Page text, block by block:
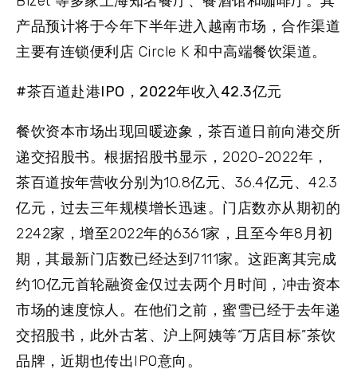
产品预计将于今年下半年进入越南市场，合作渠道
主要有连锁便利店 Circle K 和中高端餐饮渠道。
#茶百道赴港IPO，2022年收入42.3亿元
餐饮资本市场出现回暖迹象，茶百道日前向港交所
递交招股书。根据招股书显示，2020-2022年，
茶百道按年营收分别为10.8亿元、36.4亿元、42.3
亿元，过去三年规模增长迅速。门店数亦从期初的
2242家，增至2022年的6361家，且至今年8月初
期，其最新门店数已经达到7111家。这距离其完成
约10亿元首轮融资金仅过去两个月时间，冲击资本
市场的速度惊人。在他们之前，蜜雪已经于去年递
交招股书，此外古茗、沪上阿姨等“万店目标”茶饮
品牌，近期也传出IPO意向。